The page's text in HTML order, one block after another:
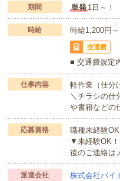
期間 単発1日～！
時給 時給1,200円
交通費
■ 交通費規定
仕事内容
軽作業（仕分
＼チラシの仕
や書籍などの
応募資格
職種未経験
▼未経験OK
後のご連絡は
派遣会社 株式会社バイ